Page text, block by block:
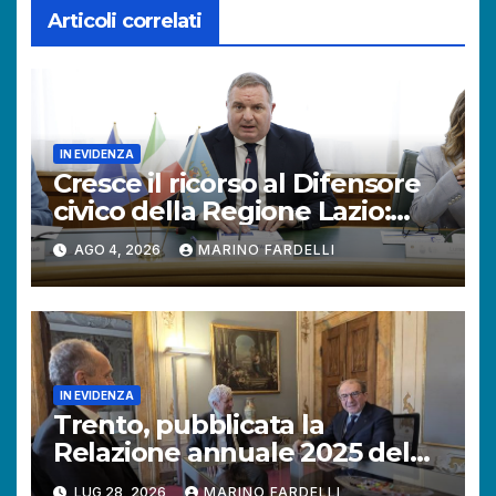
Articoli correlati
IN EVIDENZA
Cresce il ricorso al Difensore
civico della Regione Lazio:
+121% di istanze rispetto al
2025.
AGO 4, 2026 MARINO FARDELLI
IN EVIDENZA
Trento, pubblicata la
Relazione annuale 2025 del
Difensore civico della
LUG 28, 2026 MARINO FARDELLI